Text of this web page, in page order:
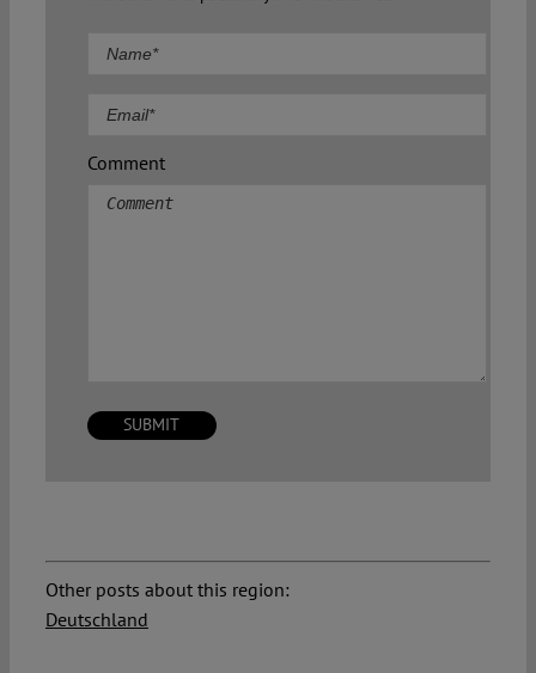
Comment
Other posts about this region:
Deutschland